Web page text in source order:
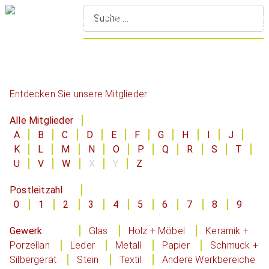
Entdecken Sie unsere Mitglieder:
Alle Mitglieder
A
B C D E F G H
J
K
L M N O P Q R S
T
U
V W X Y Z
Postleitzahl
0
1 2 3 4 5 6 7 8 9
Gewerk Glas Holz + Möbel
Keramik +
Porzellan
Leder Metall Papier
Schmuck +
Silbergerät
Stein Textil Andere Werkbereiche